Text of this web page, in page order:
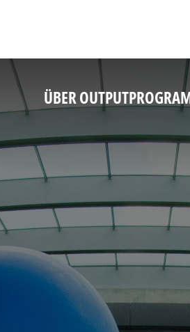
ÜBER OUTPUT